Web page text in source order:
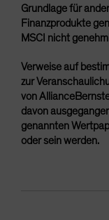
Grundlage für
Finanzprodukte
MSCI nicht
Verweise auf
zur
von
davon
genannten
oder sein werden.